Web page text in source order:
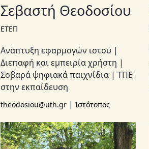
Σεβαστή Θεοδοσίου
ΕΤΕΠ
Ανάπτυξη εφαρμογών ιστού |
Διεπαφή και εμπειρία χρήστη |
Σοβαρά ψηφιακά παιχνίδια | ΤΠΕ
στην εκπαίδευση
theodosiou@uth.gr | Ιστότοπος